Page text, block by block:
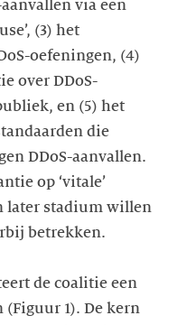
via een
(3) het
oefeningen, (4)
over DDoS-
en (5) het
die
DDoS-aanvallen.
op ‘vitale’
later stadium willen
betrekken.
de coalitie een
(Figuur 1). De kern